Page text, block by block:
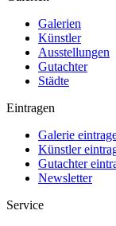
Galerien
Künstler
Ausstellungen
Gutachter
Städte
Eintragen
Galerie
Künstler
Gutachter
Newsletter
Service